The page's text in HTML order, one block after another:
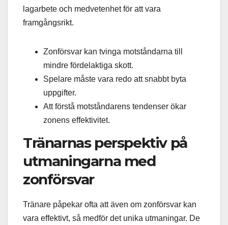
lagarbete och medvetenhet för att vara
framgångsrikt.
Zonförsvar kan tvinga motståndarna till
mindre fördelaktiga skott.
Spelare måste vara redo att snabbt byta
uppgifter.
Att förstå motståndarens tendenser ökar
zonens effektivitet.
Tränarnas perspektiv på
utmaningarna med
zonförsvar
Tränare påpekar ofta att även om zonförsvar kan
vara effektivt, så medför det unika utmaningar. De